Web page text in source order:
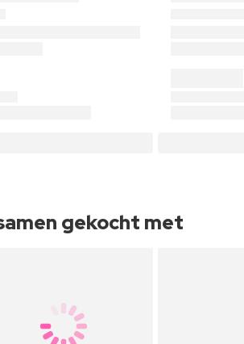
gekocht met